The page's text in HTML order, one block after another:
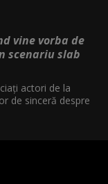
vine vorba de
scenariu slab
actori de la
de sinceră despre